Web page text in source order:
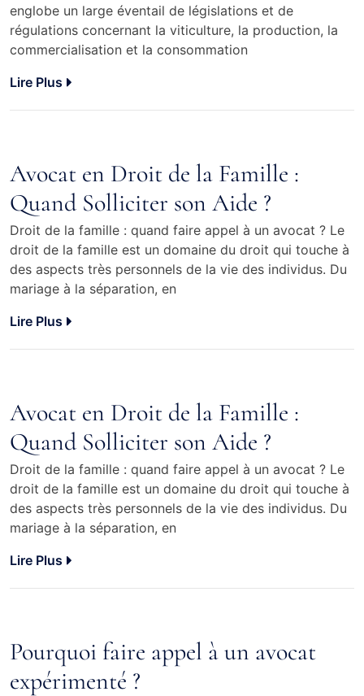
englobe un large éventail de législations et de
régulations concernant la viticulture, la production, la
commercialisation et la consommation
Lire Plus
Avocat en Droit de la Famille :
Quand Solliciter son Aide ?
Droit de la famille : quand faire appel à un avocat ? Le
droit de la famille est un domaine du droit qui touche à
des aspects très personnels de la vie des individus. Du
mariage à la séparation, en
Lire Plus
Avocat en Droit de la Famille :
Quand Solliciter son Aide ?
Droit de la famille : quand faire appel à un avocat ? Le
droit de la famille est un domaine du droit qui touche à
des aspects très personnels de la vie des individus. Du
mariage à la séparation, en
Lire Plus
Pourquoi faire appel à un avocat
expérimenté ?